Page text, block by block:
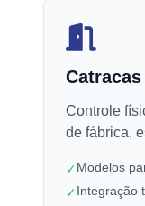
Controle
de fábrica,
✓Modelos
✓Integração